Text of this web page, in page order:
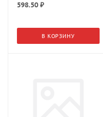
598.50 ₽
В КОРЗИНУ